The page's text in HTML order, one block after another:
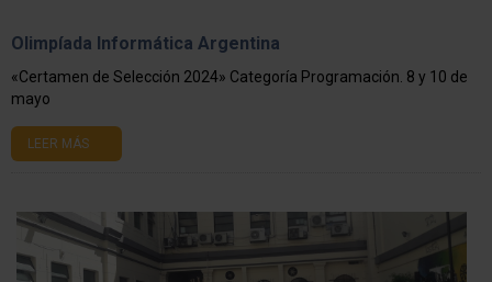
Olimpíada Informática Argentina
«Certamen de Selección 2024» Categoría Programación. 8 y 10 de
mayo
LEER MÁS